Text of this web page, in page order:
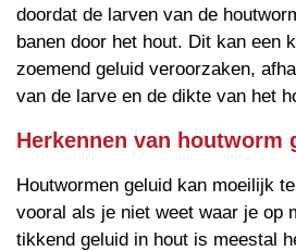
doordat de larven van de
banen door het hout. Dit kan een
zoemend geluid veroorzaken,
van de larve en de dikte van het
Herkennen van houtworm
Houtwormen geluid kan moeilijk
vooral als je niet weet waar je op
tikkend geluid in hout is meestal